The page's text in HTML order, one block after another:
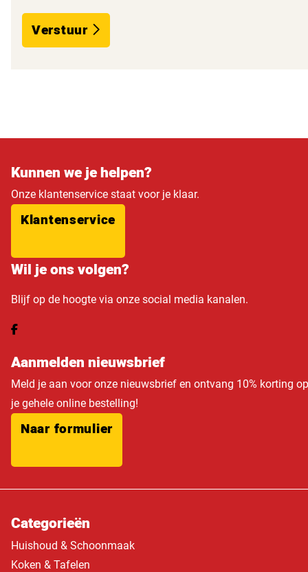
Verstuur
Kunnen we je helpen?
Onze klantenservice staat voor je klaar.
Klantenservice
Wil je ons volgen?
Blijf op de hoogte via onze social media kanalen.
Aanmelden nieuwsbrief
Meld je aan voor onze nieuwsbrief en ontvang 10% korting op
je gehele online bestelling!
Naar formulier
Categorieën
Huishoud & Schoonmaak
Koken & Tafelen